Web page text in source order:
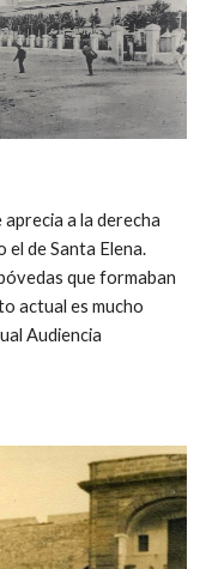
a la derecha
el de Santa Elena.
que formaban
actual es mucho
Audiencia